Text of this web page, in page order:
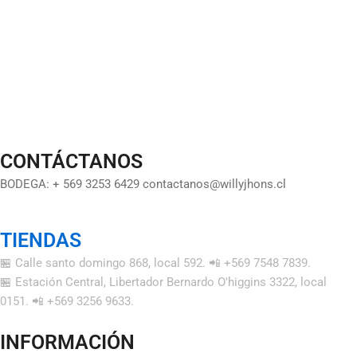
CONTÁCTANOS
BODEGA: + 569 3253 6429 contactanos@willyjhons.cl
TIENDAS
🏪 Calle santo domingo 868, local 592. 📲 +569 7548 7839.
🏪 Estación Central, Libertador Bernardo O'higgins 3322, local
0151. 📲 +569 3256 9633.
INFORMACIÓN